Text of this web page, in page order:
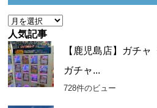
ア
ー
カ
イ
ブ
人気記事
【鹿児島店】ガチ
ガチャ...
728件のビュー